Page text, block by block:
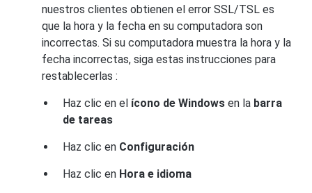
nuestros clientes obtienen el error SSL/TSL es
que la hora y la fecha en su computadora son
incorrectas. Si su computadora muestra la hora y la
fecha incorrectas, siga estas instrucciones para
restablecerlas :
Haz clic en el ícono de Windows en la barra
de tareas
Haz clic en Configuración
Haz clic en Hora e idioma